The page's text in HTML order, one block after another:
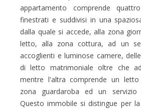
appartamento comprende
finestrati e suddivisi in una
dalla quale si accede, alla zona
letto, alla zona cottura, ad un
accoglienti e luminose camere,
di letto matrimoniale oltre che
mentre l'altra comprende un letto
zona guardaroba ed un servizio
Questo immobile si distingue per